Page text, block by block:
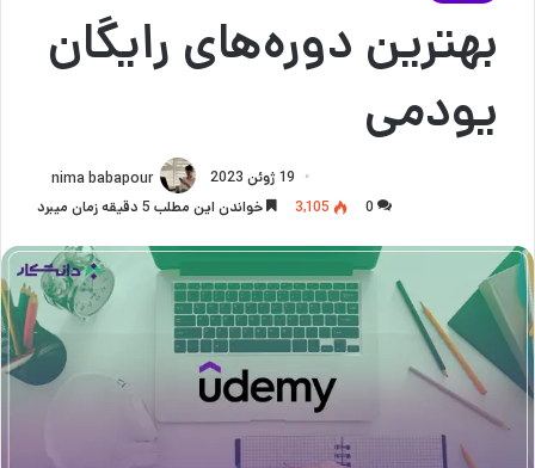
بهترین دوره‌های رایگان
یودمی
nima babapour
19 ژوئن 2023
0
3,105 خواندن این مطلب 5 دقیقه زمان میبرد